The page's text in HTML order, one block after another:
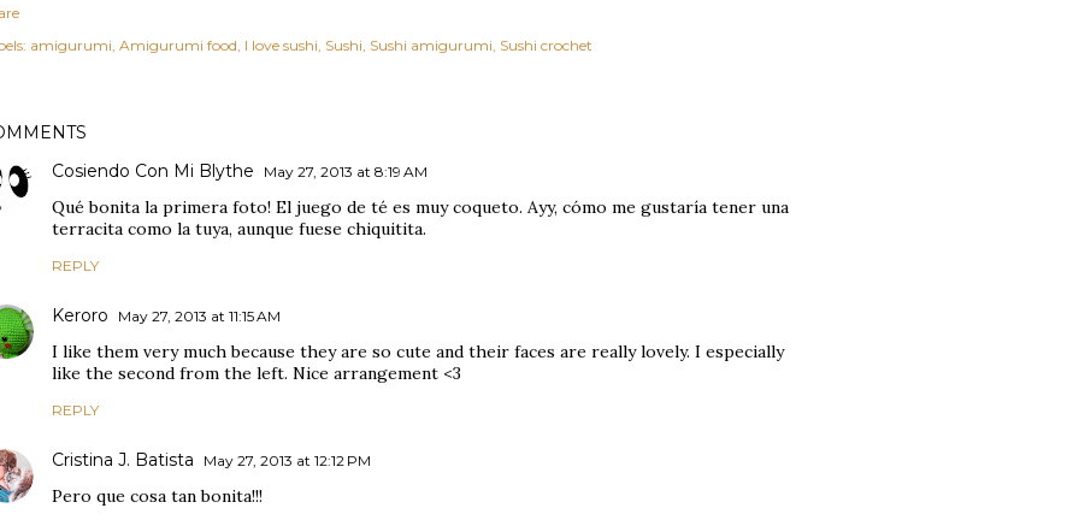
amigurumi Amigurumi food I love sushi Sushi Sushi amigurumi Sushi crochet
Cosiendo Con Mi Blythe
May 27, 2013 at 8:19 AM
Qué bonita la primera foto! El juego de té es muy coqueto. Ayy, cómo me gustaría tener una
terracita como la tuya, aunque fuese chiquitita.
REPLY
Keroro May 27, 2013 at 11:15 AM
I like them very much because they are so cute and their faces are really lovely. I especially
like the second from the left. Nice arrangement <3
REPLY
Cristina J. Batista May 27, 2013 at 12:12 PM
Pero que cosa tan bonita!!!